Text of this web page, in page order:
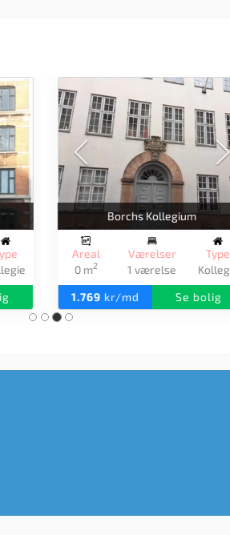
Kunstner Kollegiet
Areal
30 m
Værelser
1 værelse
1.800kr/md Se bolig